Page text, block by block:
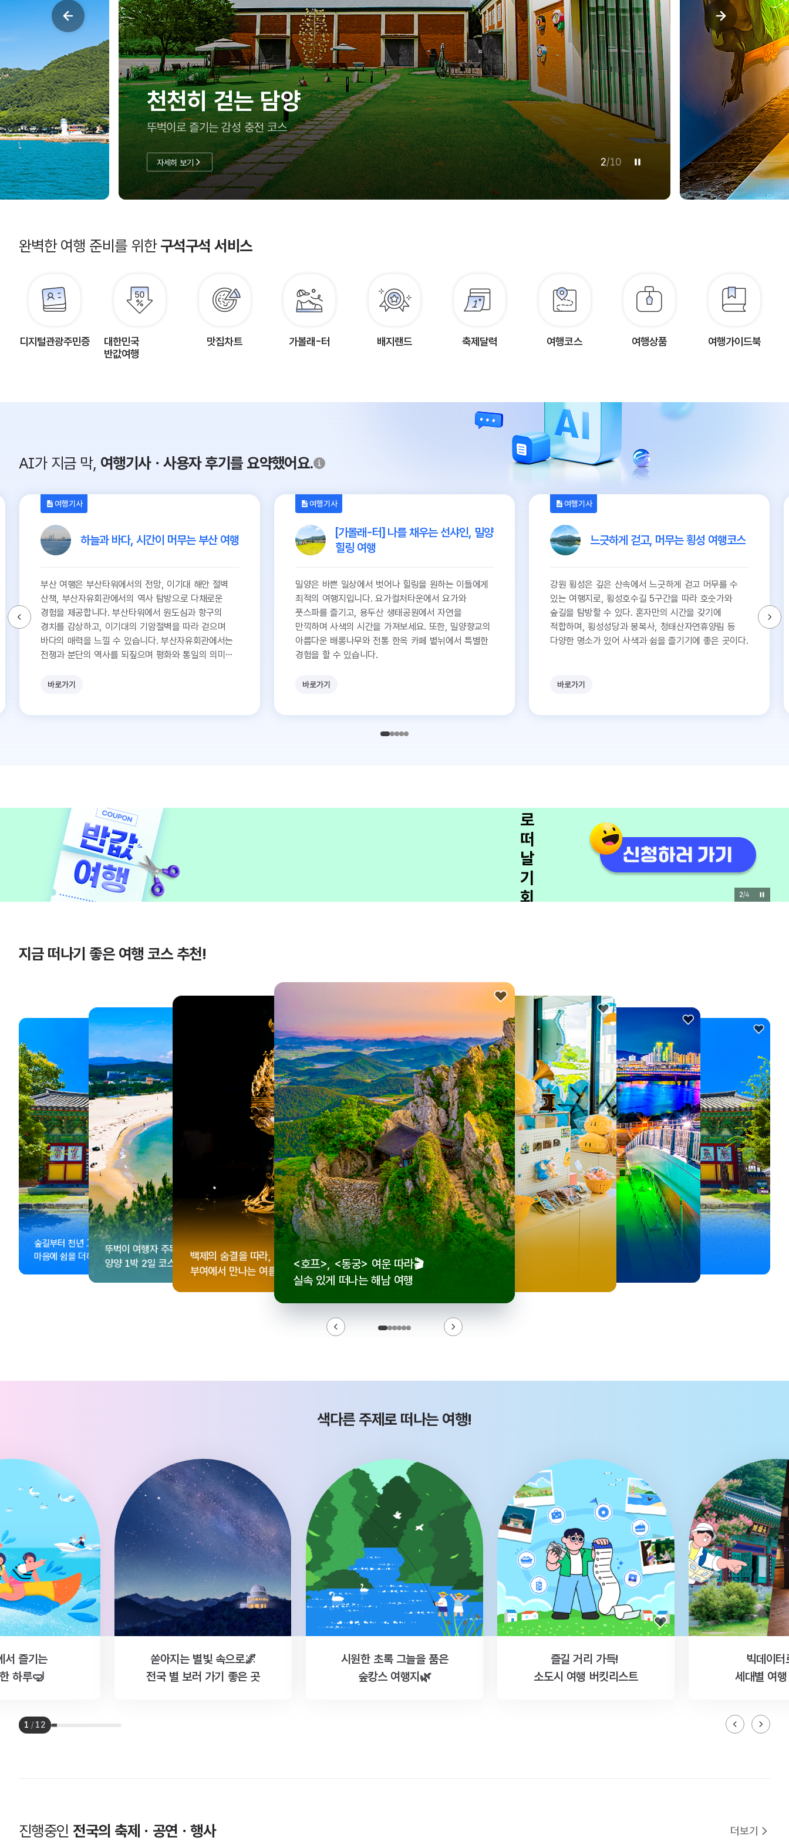
걷는 담양
기는 감성 충전 코스
3/10
완벽한 여행 준비를 위한구석구석 서비스
디지털관광주민증
대한민국
반값여행
맛집차트 가볼래-터 배지랜드 축제달력 여행코스 여행상품 여행가이드북
AI가 지금 막, 여행기사ㆍ사용자 후기를 요약했어요.
여행기사
하늘과 바다, 시간이 머무는 부산 여행
부산 여행은 부산타워에서의 전망, 이기대 해안 절벽
산책, 부산자유회관에서의 역사 탐방으로 다채로운
경험을 제공합니다. 부산타워에서 원도심과 항구의
경치를 감상하고, 이기대의 기암절벽을 따라 걷으며
바다의 매력을 느낄 수 있습니다. 부산자유회관에서는
전쟁과 분단의 역사를 되짚으며 평화와 통일의 의미를
바로가기
여행기사
[가볼래-터] 나를 채우는 선샤인, 밀양
힐링 여행
밀양은 바쁜 일상에서 벗어나 힐링을 원하는 이들에게
최적의 여행지입니다. 요가컬처타운에서 요가와
풋스파를 즐기고, 용두산 생태공원에서 자연을
만끽하며 사색의 시간을 가져보세요. 또한, 밀양향교의
아름다운 배롱나무와 전통 한옥 카페 볕뉘에서 특별한
경험을 할 수 있습니다.
바로가기
여행기사
느긋하게 걷고, 머무는 횡성 여행코스
강원 횡성은 깊은 산속에서 느긋하게 걷고 머무를 수
있는 여행지로, 횡성호수길 5구간을 따라 호숫가와
숲길을 탐방할 수 있다. 혼자만의 시간을 갖기에
적합하며, 횡성성당과 봉복사, 청태산자연휴양림 등
다양한 명소가 있어 사색과 쉼을 즐기기에 좋은 곳이다.
바로가기
쾌
을
마
디
3/4
지금 떠나기 좋은 여행 코스 추천!
<동궁> 여운 따라🎬
떠나는 해남 여행
수집!
기념품숍 3곳⭐
더 재미있어지는숲길부터 천년 고찰까지!
마음에 쉼을 더하는 부안
뚜벅이 여행자 주목🚶
양양 1박 2일 코스
백제의 숨결을 따라,
부여에서 만나는 여름
<호프>, <동궁> 여운 따라🎬
실속 있게 떠나는 해남 여행
로컬 감성 수집!
전국 로컬 기념품숍 3곳⭐
우리말이 더 재미있어지는숲길부터 천년 고찰까지!뚜벅이 여행자 주목🚶
양양 1박 2일 코스
백제의 숨결을 따라,
부여에서 만나는 여름
<호프>, <동궁> 여운 따라🎬
실속 있게 떠나는 해남 여행
로컬 감성 수집!
전국 로컬 기념품숍 3곳⭐
우리말이 더 재미있어지는
세종 한글 여행
숲길부터 천년 고찰까지!
마음에 쉼을 더하는 부안
뚜벅이 여행자 주목🚶
양양 1박 2일 코스
백제의 숨결을 따라,
부여에서 만나는 여름
색다른 주제로 떠나는 여행!
서 즐기는
하루🤿
쏟아지는 별빛 속으로🌌
전국 별 보러 가기 좋은 곳
시원한 초록 그늘을 품은
숲캉스 여행지🌿
즐길 거리 가득!
소도시 여행 버킷리스트
빅데이터
세대별 여
1 / 12
진행중인전국의 축제ㆍ공연ㆍ행사 더보기